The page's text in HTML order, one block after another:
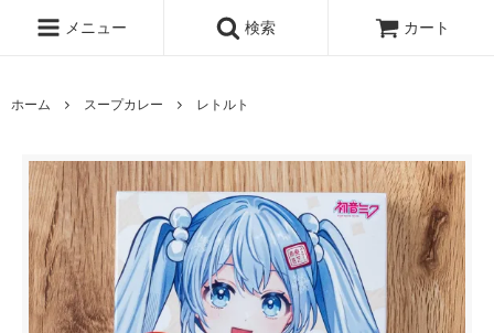
メニュー 検索 カート
ホーム スープカレー レトルト